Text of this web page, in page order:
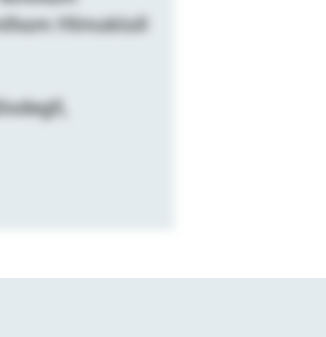
Hlmokloll